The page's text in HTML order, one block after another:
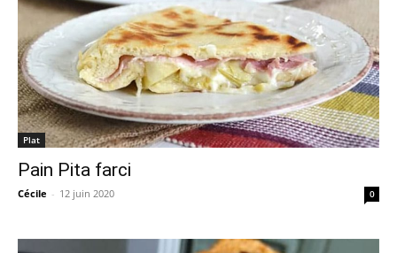
Plat
Pain Pita farci
Cécile - 12 juin 2020 0